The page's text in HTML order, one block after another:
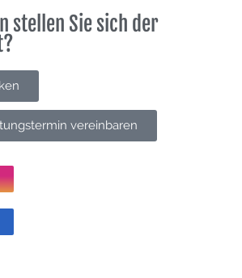
stellen Sie sich der
vereinbaren